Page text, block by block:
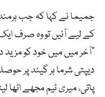
جمیما نے کہا کہ جب
کے لیے آئیں تو وہ صرف
“آخر میں میں خود کو مزید
دیپتی شرما ہر گیند پر
پاتی، میری ٹیم مجھے اٹھا